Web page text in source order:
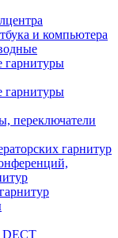
и компьютера
гарнитуры
гарнитуры
переключатели
гарнитур
DECT